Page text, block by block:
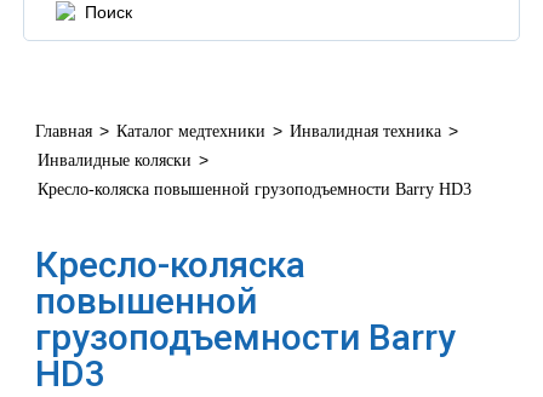
Главная > Каталог медтехники > Инвалидная техника >
Инвалидные коляски >
Кресло-коляска повышенной грузоподъемности Barry HD3
Кресло-коляска
повышенной
грузоподъемности Barry
HD3